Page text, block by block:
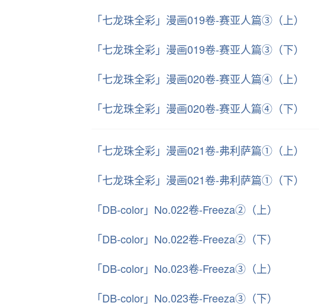
「七龙珠全彩」漫画019卷-赛亚人篇③（上）
「七龙珠全彩」漫画019卷-赛亚人篇③（下）
「七龙珠全彩」漫画020卷-赛亚人篇④（上）
「七龙珠全彩」漫画020卷-赛亚人篇④（下）
「七龙珠全彩」漫画021卷-弗利萨篇①（上）
「七龙珠全彩」漫画021卷-弗利萨篇①（下）
「DB-color」No.022卷-Freeza②（上）
「DB-color」No.022卷-Freeza②（下）
「DB-color」No.023卷-Freeza③（上）
「DB-color」No.023卷-Freeza③（下）